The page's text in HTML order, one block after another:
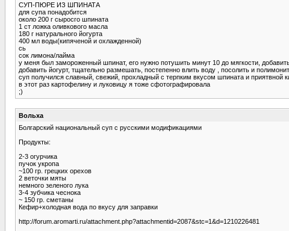
СУП-ПЮРЕ ИЗ ШПИНАТА
для супа понадобится
около 200 г сыросго шпината
1 ст ложка оливкового масла
180 г натурального йогурта
400 мл воды(кипяченой и охлажденной)
сь
сок лимона/лайма
у меня был замороженный шпинат, его нужно потушить минут 10 до мягкости,
добавить йогурт, тщательно размешать, постепенно влить воду , посолить и
суп получился славный, свежий, прохладный с терпким вкусом шпината и приятвной
в этот раз картофелину и луковицу я тоже сфотографировала
;)
Вольха
Болгарский национальный суп с русскими модификациями
Продукты:
2-3 огурчика
пучок укропа
~100 гр. грецких орехов
2 веточки мяты
немного зеленого лука
3-4 зубчика чеснока
~ 150 гр. сметаны
Кефир+холодная вода по вкусу для заправки
http://forum.aromarti.ru/attachment.php?attachmentid=2087&stc=1&d=1210226481